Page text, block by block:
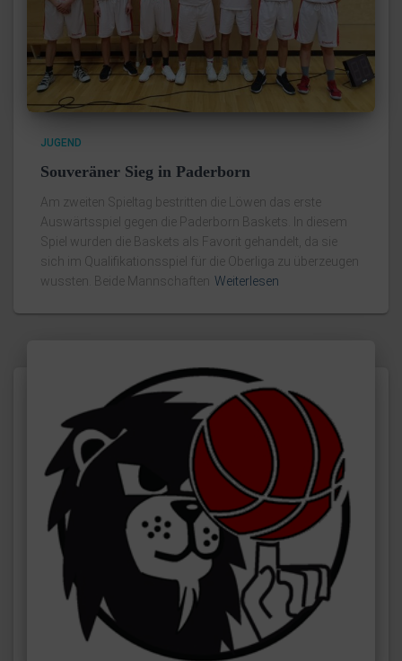
JUGEND
Souveräner Sieg in Paderborn
Am zweiten Spieltag bestritten die Löwen das erste
Auswärtsspiel gegen die Paderborn Baskets. In diesem
Spiel wurden die Baskets als Favorit gehandelt, da sie
sich im Qualifikationsspiel für die Oberliga zu überzeugen
wussten. Beide Mannschaften Weiterlesen